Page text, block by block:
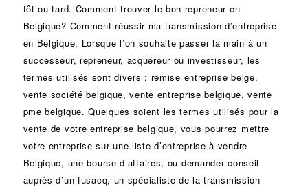
tôt ou tard. Comment trouver le bon repreneur en
Belgique? Comment réussir ma transmission d’entreprise
en Belgique. Lorsque l’on souhaite passer la main à un
successeur, repreneur, acquéreur ou investisseur, les
termes utilisés sont divers : remise entreprise belge,
vente société belgique, vente entreprise belgique, vente
pme belgique. Quelques soient les termes utilisés pour la
vente de votre entreprise belgique, vous pourrez mettre
votre entreprise sur une liste d’entreprise à vendre
Belgique, unebourse d’affaires, ou demander conseil
auprès d’un fusacq, un spécialiste de latransmission